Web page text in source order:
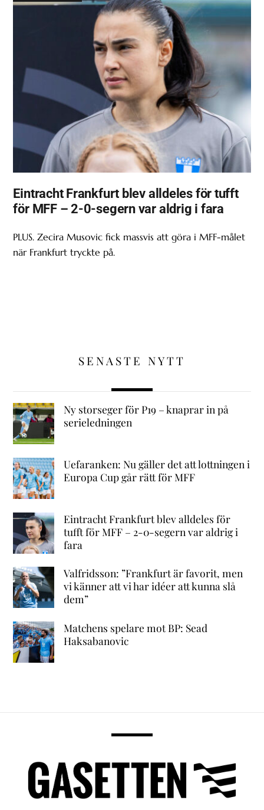
Eintracht Frankfurt blev alldeles för tufft
för MFF – 2-0-segern var aldrig i fara
PLUS. Zecira Musovic fick massvis att göra i MFF-målet
när Frankfurt tryckte på.
SENASTE NYTT
Ny storseger för P19 – knaprar in på
serieledningen
Uefaranken: Nu gäller det att lottningen i
Europa Cup går rätt för MFF
Eintracht Frankfurt blev alldeles för
tufft för MFF – 2-0-segern var aldrig i
fara
Valfridsson: ”Frankfurt är favorit, men
vi känner att vi har idéer att kunna slå
dem”
Matchens spelare mot BP: Sead
Haksabanovic